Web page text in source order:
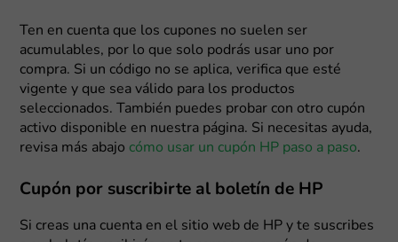
Ten en cuenta que los cupones no suelen ser
acumulables, por lo que solo podrás usar uno por
compra. Si un código no se aplica, verifica que esté
vigente y que sea válido para los productos
seleccionados. También puedes probar con otro cupón
activo disponible en nuestra página. Si necesitas ayuda,
revisa más abajo cómo usar un cupón HP paso a paso.
Cupón por suscribirte al boletín de HP
Si creas una cuenta en el sitio web de HP y te suscribes